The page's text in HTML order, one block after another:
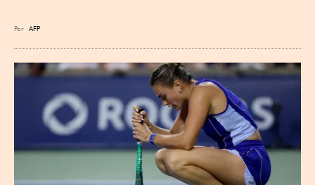
Por AFP